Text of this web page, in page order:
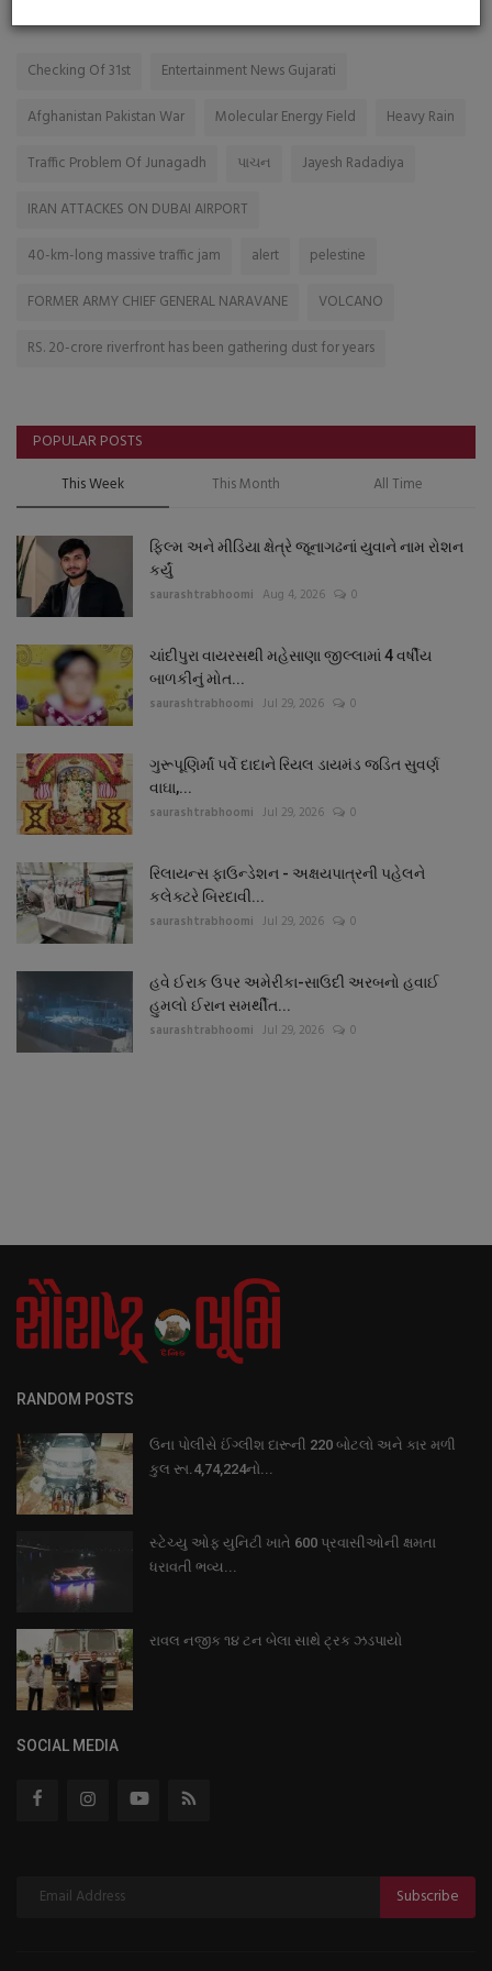
Checking Of 31st
Entertainment News Gujarati
Afghanistan Pakistan War
Molecular Energy Field
Heavy Rain
Traffic Problem Of Junagadh
પાચન
Jayesh Radadiya
IRAN ATTACKES ON DUBAI AIRPORT
40-km-long massive traffic jam
alert
pelestine
FORMER ARMY CHIEF GENERAL NARAVANE
VOLCANO
RS. 20-crore riverfront has been gathering dust for years
POPULAR POSTS
This Week This Month All Time
ફિલ્મ અને મીડિયા ક્ષેત્રે જૂનાગઢનાં યુવાને નામ રોશન
કર્યું
saurashtrabhoomi Aug 4, 2026 0
ચાંદીપુરા વાયરસથી મહેસાણા જીલ્લામાં 4 વર્ષીય
બાળકીનું મોત...
saurashtrabhoomi Jul 29, 2026 0
ગુરૂપૂણિર્માં પર્વે દાદાને રિયલ ડાયમંડ જડિત સુવર્ણ
વાઘા,...
saurashtrabhoomi Jul 29, 2026 0
રિલાયન્સ ફાઉન્ડેશન - અક્ષયપાત્રની પહેલને
કલેક્ટરે બિરદાવી...
saurashtrabhoomi Jul 29, 2026 0
હવે ઈરાક ઉપર અમેરીકા-સાઉદી અરબનો હવાઈ
હુમલો ઈરાન સમર્થીત...
saurashtrabhoomi Jul 29, 2026 0
RANDOM POSTS
ઉના પોલીસે ઈંગ્લીશ દારૂની 220 બોટલો અને કાર મળી
કુલ રૂા.4,74,224નો...
સ્ટેચ્યુ ઓફ યુનિટી ખાતે 600 પ્રવાસીઓની ક્ષમતા
ધરાવતી ભવ્ય...
રાવલ નજીક ૧૪ ટન બેલા સાથે ટ્રક ઝડપાયો
SOCIAL MEDIA
Subscribe